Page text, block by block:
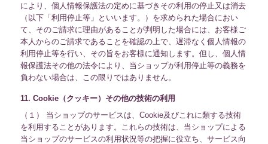
により、個人情報保護法の定めに基づきその利用の停止又は消去
（以下「利用停止等」といいます。）を求められた場合におい
て、そのご請求に理由があることが判明した場合には、お客様ご
本人からのご請求であることを確認の上で、遅滞なく個人情報の
利用停止等を行い、その旨をお客様に通知します。但し、個人情
報保護法その他の法令により、当ショップが利用停止等の義務を
負わない場合は、この限りではありません。
11. Cookie（クッキー）その他の技術の利用
（１） 当ショップのサービスは、Cookie及びこれに類する技術
を利用することがあります。これらの技術は、当ショップによる
当ショップのサービスの利用状況等の把握に役立ち、サービス向